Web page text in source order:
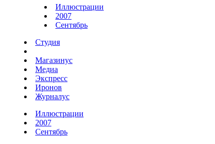
Иллюстрации
2007
Сентябрь
Студия
Магазинус
Медиа
Экспресс
Иронов
Журналус
Иллюстрации
2007
Сентябрь